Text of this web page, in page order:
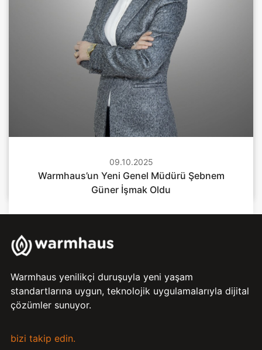
02.04.2025
Warmhaus Glowa’yı Yurtiçi Pazara Sundu
26.11.2025
Warmhaus’tan Yerli Üretimde Önemli Adım
09.10.2025
Warmhaus’un Yeni Genel Müdürü Şebnem
Güner İşmak Oldu
Warmhaus yenilikçi duruşuyla yeni yaşam
standartlarına uygun, teknolojik uygulamalarıyla dijital
çözümler sunuyor.
bizi takip edin.